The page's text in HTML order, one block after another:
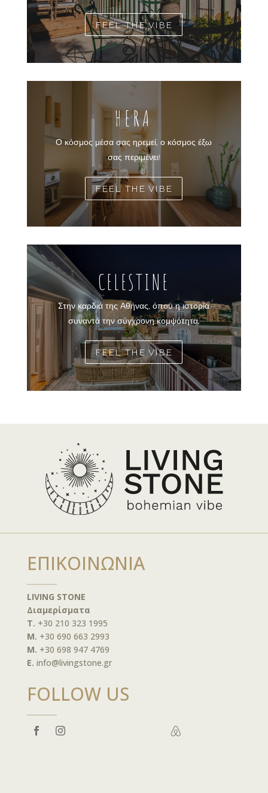
FEEL THE VIBE
HERA
Ο κόσμος μέσα σας ηρεμεί, ο κόσμος έξω
σας περιμένει!
FEEL THE VIBE
CELESTINE
Στην καρδιά της Αθήνας, όπου η ιστορία
συναντά την σύγχρονη κομψότητα.
FEEL THE VIBE
ΕΠΙΚΟΙΝΩΝΙΑ
LIVING STONE
Διαμερίσματα
T. +30 210 323 1995
M. +30 690 663 2993
M. +30 698 947 4769
E. info@livingstone.gr
FOLLOW US
